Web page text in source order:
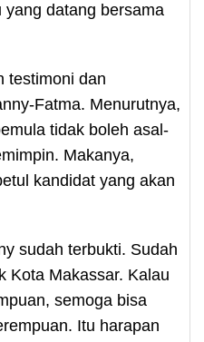
datang bersama
testimoni dan
Fatma. Menurutnya,
tidak boleh asal-
Makanya,
kandidat yang akan
sudah terbukti. Sudah
Kota Makassar. Kalau
semoga bisa
Itu harapan